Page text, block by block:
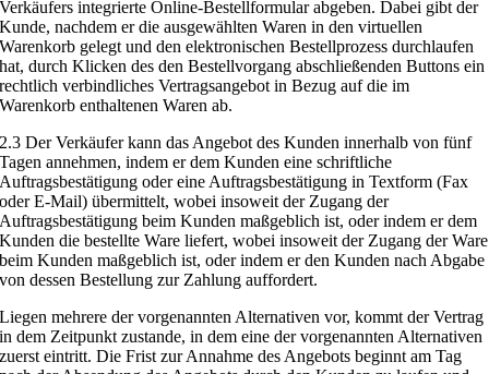
Verkäufers integrierte Online-Bestellformular abgeben. Dabei gibt der
Kunde, nachdem er die ausgewählten Waren in den virtuellen
Warenkorb gelegt und den elektronischen Bestellprozess durchlaufen
hat, durch Klicken des den Bestellvorgang abschließenden Buttons ein
rechtlich verbindliches Vertragsangebot in Bezug auf die im
Warenkorb enthaltenen Waren ab.
2.3 Der Verkäufer kann das Angebot des Kunden innerhalb von fünf
Tagen annehmen, indem er dem Kunden eine schriftliche
Auftragsbestätigung oder eine Auftragsbestätigung in Textform (Fax
oder E-Mail) übermittelt, wobei insoweit der Zugang der
Auftragsbestätigung beim Kunden maßgeblich ist, oder indem er dem
Kunden die bestellte Ware liefert, wobei insoweit der Zugang der Ware
beim Kunden maßgeblich ist, oder indem er den Kunden nach Abgabe
von dessen Bestellung zur Zahlung auffordert.
Liegen mehrere der vorgenannten Alternativen vor, kommt der Vertrag
in dem Zeitpunkt zustande, in dem eine der vorgenannten Alternativen
zuerst eintritt. Die Frist zur Annahme des Angebots beginnt am Tag